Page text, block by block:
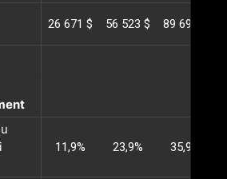
26 671 $ 56 523 $ 89 691 $
11,9% 23,9% 35,9%